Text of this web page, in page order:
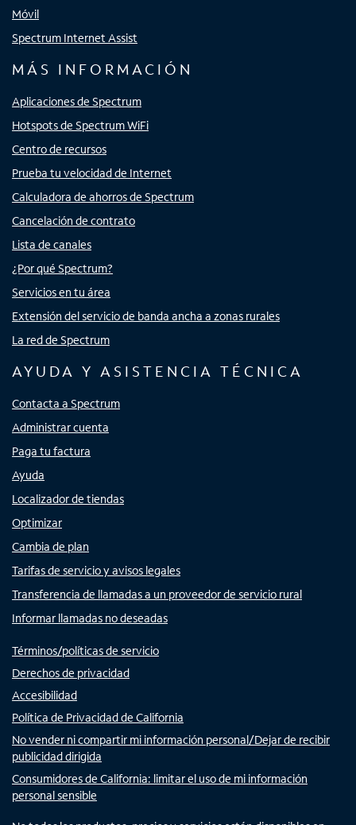
Móvil
Spectrum Internet Assist
MÁS INFORMACIÓN
Aplicaciones de Spectrum
Hotspots de Spectrum WiFi
Centro de recursos
Prueba tu velocidad de Internet
Calculadora de ahorros de Spectrum
Cancelación de contrato
Lista de canales
¿Por qué Spectrum?
Servicios en tu área
Extensión del servicio de banda ancha a zonas rurales
La red de Spectrum
AYUDA Y ASISTENCIA TÉCNICA
Contacta a Spectrum
Administrar cuenta
Paga tu factura
Ayuda
Localizador de tiendas
Optimizar
Cambia de plan
Tarifas de servicio y avisos legales
Transferencia de llamadas a un proveedor de servicio rural
Informar llamadas no deseadas
Términos/políticas de servicio
Derechos de privacidad
Accesibilidad
Política de Privacidad de California
No vender ni compartir mi información personal/Dejar de recibir
publicidad dirigida
Consumidores de California: limitar el uso de mi información
personal sensible